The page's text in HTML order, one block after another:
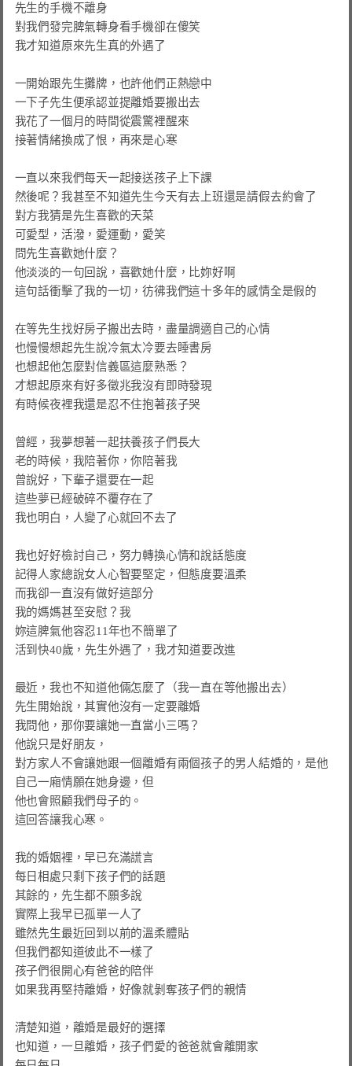
先生的手機不離身
對我們發完脾氣轉身看手機卻在傻笑
我才知道原來先生真的外遇了
一開始跟先生攤牌，也許他們正熱戀中
一下子先生便承認並提離婚要搬出去
我花了一個月的時間從震驚裡醒來
接著情緒換成了恨，再來是心寒
一直以來我們每天一起接送孩子上下課
然後呢？我甚至不知道先生今天有去上班還是請假去約會了
對方我猜是先生喜歡的天菜
可愛型，活潑，愛運動，愛笑
問先生喜歡她什麼？
他淡淡的一句回說，喜歡她什麼，比妳好啊
這句話衝擊了我的一切，彷彿我們這十多年的感情全是假的
在等先生找好房子搬出去時，盡量調適自己的心情
也慢慢想起先生說冷氣太冷要去睡書房
也想起他怎麼對信義區這麼熟悉？
才想起原來有好多徵兆我沒有即時發現
有時候夜裡我還是忍不住抱著孩子哭
曾經，我夢想著一起扶養孩子們長大
老的時候，我陪著你，你陪著我
曾說好，下輩子還要在一起
這些夢已經破碎不覆存在了
我也明白，人變了心就回不去了
我也好好檢討自己，努力轉換心情和說話態度
記得人家總說女人心智要堅定，但態度要溫柔
而我卻一直沒有做好這部分
我的媽媽甚至安慰？我
妳這脾氣他容忍11年也不簡單了
活到快40歲，先生外遇了，我才知道要改進
最近，我也不知道他倆怎麼了（我一直在等他搬出去）
先生開始說，其實他沒有一定要離婚
我問他，那你要讓她一直當小三嗎？
他說只是好朋友，
對方家人不會讓她跟一個離婚有兩個孩子的男人結婚的，是他
自己一廂情願在她身邊，但
他也會照顧我們母子的。
這回答讓我心寒。
我的婚姻裡，早已充滿謊言
每日相處只剩下孩子們的話題
其餘的，先生都不願多說
實際上我早已孤單一人了
雖然先生最近回到以前的溫柔體貼
但我們都知道彼此不一樣了
孩子們很開心有爸爸的陪伴
如果我再堅持離婚，好像就剝奪孩子們的親情
清楚知道，離婚是最好的選擇
也知道，一旦離婚，孩子們愛的爸爸就會離開家